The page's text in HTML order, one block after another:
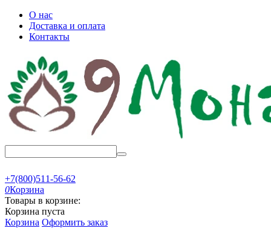
О нас
Доставка и оплата
Контакты
+7(800)511-56-62
0Корзина
Товары в корзине:
Корзина пуста
Корзина Оформить заказ